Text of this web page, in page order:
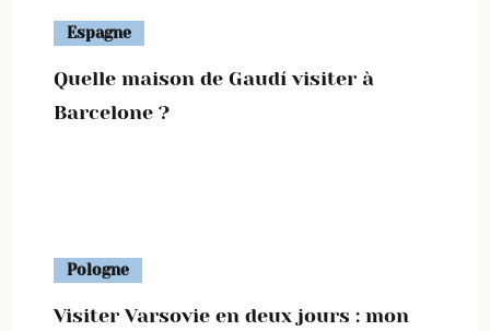
Espagne
Quelle maison de Gaudí visiter à
Barcelone ?
Pologne
Visiter Varsovie en deux jours : mon